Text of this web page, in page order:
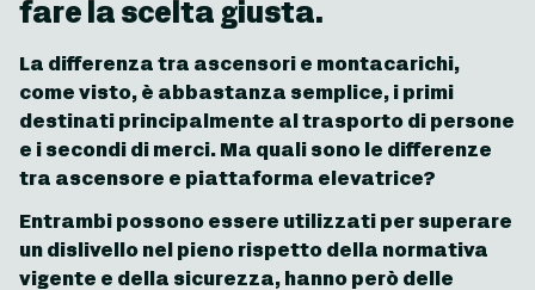
fare la scelta giusta.
La differenza tra ascensori e montacarichi,
come visto, è abbastanza semplice, i primi
destinati principalmente al trasporto di persone
e i secondi di merci. Ma quali sono le differenze
tra ascensore e piattaforma elevatrice?
Entrambi possono essere utilizzati per superare
un dislivello nel pieno rispetto della normativa
vigente e della sicurezza, hanno però delle